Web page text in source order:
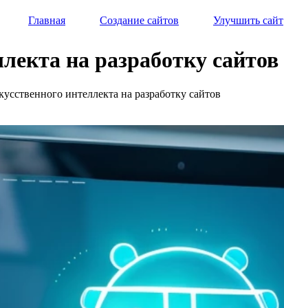
Главная Создание сайтов Улучшить сайт
на разработку сайтов
интеллекта на разработку сайтов